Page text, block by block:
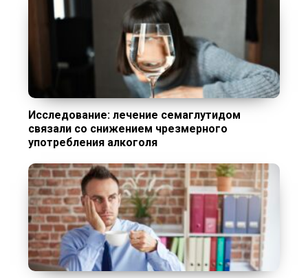
Исследование: лечение семаглутидом
связали со снижением чрезмерного
употребления алкоголя